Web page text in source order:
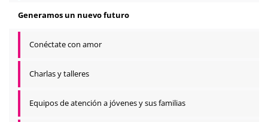
Generamos un nuevo futuro
Conéctate con amor
Charlas y talleres
Equipos de atención a jóvenes y sus familias